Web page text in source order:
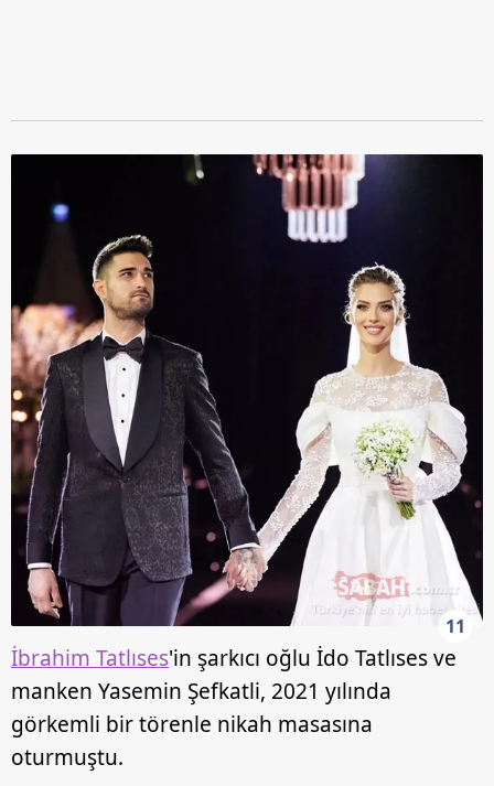
11
İbrahim Tatlıses'in şarkıcı oğlu İdo Tatlıses ve
manken Yasemin Şefkatli, 2021 yılında
görkemli bir törenle nikah masasına
oturmuştu.